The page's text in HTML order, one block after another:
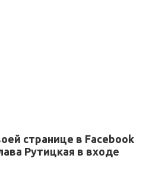
странице в Facebook
Рутицкая в входе